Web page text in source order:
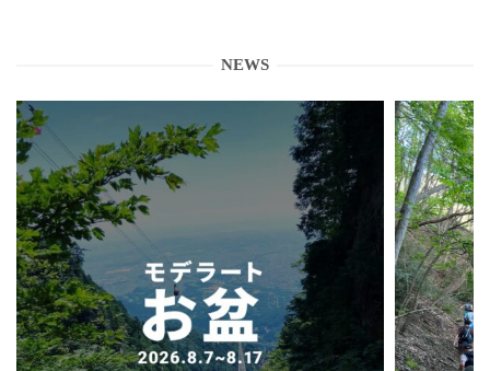
NEWS